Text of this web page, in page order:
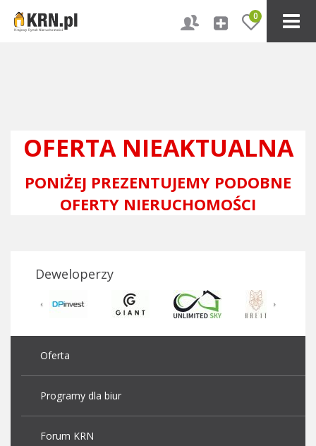
0
OFERTA NIEAKTUALNA
PONIŻEJ PREZENTUJEMY PODOBNE
OFERTY NIERUCHOMOŚCI
Deweloperzy
Oferta
Programy dla biur
Forum KRN